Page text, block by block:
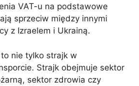
VAT-u na podstawowe
sprzeciw między innymi
z Izraelem i Ukrainą.
nie tylko strajk w
Strajk obejmuje sektor
sektor zdrowia czy